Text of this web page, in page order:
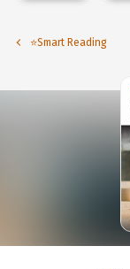
⭐️Smart Reading